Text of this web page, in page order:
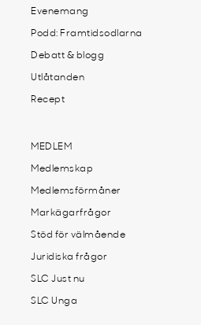
Evenemang
Podd: Framtidsodlarna
Debatt & blogg
Utlåtanden
Recept
MEDLEM
Medlemskap
Medlemsförmåner
Markägarfrågor
Stöd för välmående
Juridiska frågor
SLC Just nu
SLC Unga